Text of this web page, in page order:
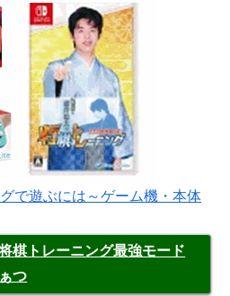
で遊ぶには～ゲーム機・本体
棋トレーニング最強モード
つ